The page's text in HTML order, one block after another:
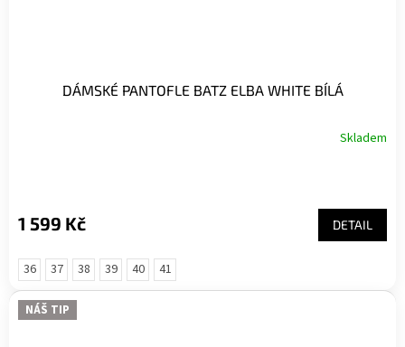
DÁMSKÉ PANTOFLE BATZ ELBA WHITE BÍLÁ
Skladem
1 599 Kč DETAIL
36 37 38 39 40 41
NÁŠ TIP